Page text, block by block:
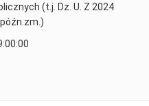
(t.j. Dz. U. Z 2024